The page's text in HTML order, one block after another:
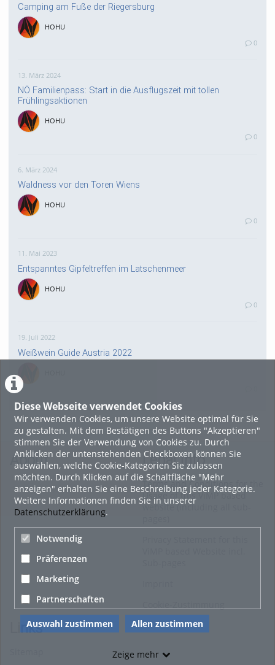
Diese Webseite verwendet Cookies
Wir verwenden Cookies, um unsere Website optimal für Sie
zu gestalten. Mit dem Bestätigen des Buttons "Akzeptieren"
stimmen Sie der Verwendung von Cookies zu. Durch
Anklicken der untenstehenden Checkboxen können Sie
auswählen, welche Cookie-Kategorien Sie zulassen
möchten. Durch Klicken auf die Schaltfläche "Mehr
anzeigen" erhalten Sie eine Beschreibung jeder Kategorie.
Weitere Informationen finden Sie in unserer
Datenschutzerklärung.
Notwendig
Präferenzen
Marketing
Partnerschaften
Auswahl zustimmen Allen zustimmen
Zeige mehr
Camping am Fuße der Riegersburg
HOHU
0
13. März 2024
NÖ Familienpass: Start in die Ausflugszeit mit tollen
Frühlingsaktionen
HOHU
0
6. März 2024
Waldness vor den Toren Wiens
HOHU
0
11. Mai 2023
Entspanntes Gipfeltreffen im Latschenmeer
HOHU
0
19. Juli 2022
Weißwein Guide Austria 2022
16. Mai 2022
neuer Test-Newsbeitrag
HOHU
9. Mai 2022
¨Haager Lies reloaded“ - der neue Top-Radweg in OÖ
verbindet
About Legal Info
Terms and Conditions for the
Usage of this ViMP based
website (including all sub-
Links